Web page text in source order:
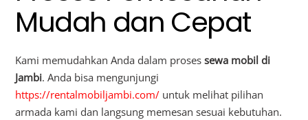
Mudah dan Cepat
Kami memudahkan Anda dalam prosessewa mobil di
Jambi. Anda bisa mengunjungi
https://rentalmobiljambi.com/ untuk melihat pilihan
armada kami dan langsung memesan sesuai kebutuhan.